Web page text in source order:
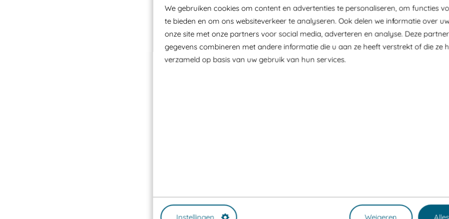
We gebruiken cookies om content en advertenties te personaliseren, om functies
te bieden en om ons websiteverkeer te analyseren. Ook delen we informatie over
onze site met onze partners voor social media, adverteren en analyse. Deze
gegevens combineren met andere informatie die u aan ze heeft verstrekt of die ze
verzameld op basis van uw gebruik van hun services.
Instellingen Weigeren